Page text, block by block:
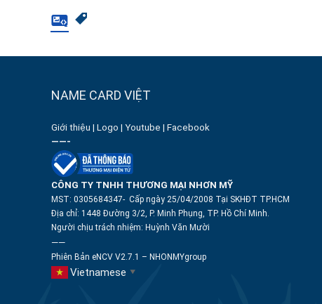
NAME CARD VIỆT
Giới thiệu | Logo | Youtube | Facebook
——-
CÔNG TY TNHH THƯƠNG MẠI NHƠN MỸ
MST: 0305684347- Cấp ngày 25/04/2008 Tại SKHĐT TP.HCM
Địa chỉ: 1448 Đường 3/2, P. Minh Phụng, TP. Hồ Chí Minh.
Người chịu trách nhiệm: Huỳnh Văn Mười
——
Phiên Bản eNCV V2.7.1 – NHONMYgroup
Vietnamese ▼